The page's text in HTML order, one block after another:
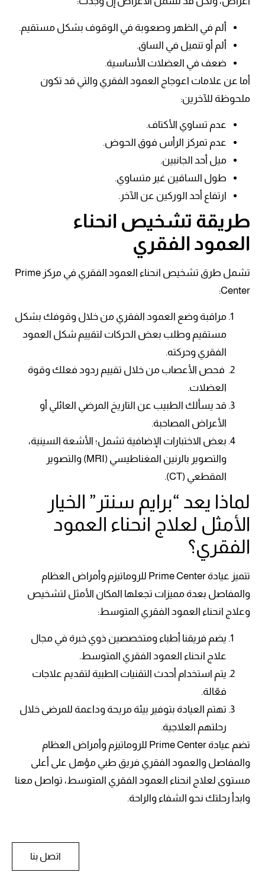
ألم في الظهر وصعوبة في الوقوف بشكل مستقيم.
ألم أو تنميل في الساق.
ضعف في العضلات الأساسية.
أما عن علامات اعوجاج العمود الفقري والتي قد تكون
ملحوظة للآخرين:
عدم تساوي الأكتاف.
عدم تمركز الرأس فوق الحوض.
ميل أحد الجانبين.
طول الساقين غير متساوي.
ارتفاع أحد الوركين عن الآخر.
طريقة تشخيص انحناء
العمود الفقري
تشمل طرق تشخيص انحناء العمود الفقري في مركز Prime
Center:
مراقبة وضع العمود الفقري من خلال وقوفك بشكل
مستقيم وطلب بعض الحركات لتقييم شكل العمود
الفقري وحركته.
فحص الأعصاب من خلال تقييم ردود فعلك وقوة
العضلات.
قد يسألك الطبيب عن التاريخ المرضي العائلي أو
الأعراض المصاحبة.
بعض الاختبارات الإضافية تشمل؛ الأشعة السينية،
والتصوير بالرنين المغناطيسي (MRI) والتصوير
المقطعي (CT).
لماذا يعد “برايم سنتر” الخيار
الأمثل لعلاج انحناء العمود
الفقري؟
تتميز عيادة Prime Center للروماتيزم وأمراض العظام
والمفاصل بعدة مميزات تجعلها المكان الأمثل لتشخيص
وعلاج انحناء العمود الفقري المتوسط:
يضم فريقنا أطباء ومتخصصين ذوي خبرة في مجال
علاج انحناء العمود الفقري المتوسط.
يتم استخدام أحدث التقنيات الطبية لتقديم علاجات
فعّالة.
تهتم العيادة بتوفير بيئة مريحة وداعمة للمرضى خلال
رحلتهم العلاجية.
تضم عيادة Prime Center للروماتيزم وأمراض العظام
والمفاصل والعمود الفقري فريق طبي مؤهل على أعلى
مستوى لعلاج انحناء العمود الفقري المتوسط، تواصل معنا
وابدأ رحلتك نحو الشفاء والراحة.
اتصل بنا